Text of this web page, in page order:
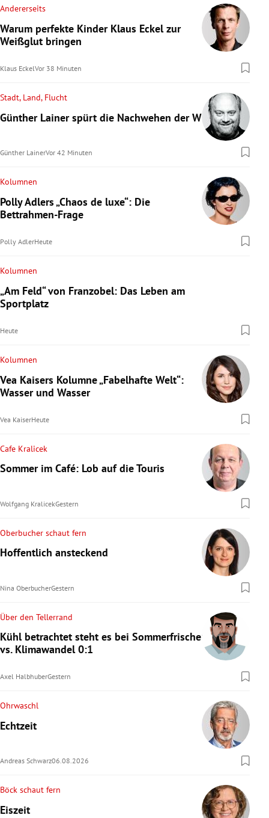
Andererseits
Warum perfekte Kinder Klaus Eckel zur
Weißglut bringen
Klaus EckelVor 38 Minuten
Stadt, Land, Flucht
Günther Lainer spürt die Nachwehen der WM
Günther LainerVor 42 Minuten
Kolumnen
Polly Adlers „Chaos de luxe“: Die
Bettrahmen-Frage
Polly AdlerHeute
Kolumnen
„Am Feld“ von Franzobel: Das Leben am
Sportplatz
Heute
Kolumnen
Vea Kaisers Kolumne „Fabelhafte Welt“:
Wasser und Wasser
Vea KaiserHeute
Cafe Kralicek
Sommer im Café: Lob auf die Touris
Wolfgang KralicekGestern
Oberbucher schaut fern
Hoffentlich ansteckend
Nina OberbucherGestern
Über den Tellerrand
Kühl betrachtet steht es bei Sommerfrische
vs. Klimawandel 0:1
Axel HalbhuberGestern
Ohrwaschl
Echtzeit
Andreas Schwarz06.08.2026
Böck schaut fern
Eiszeit